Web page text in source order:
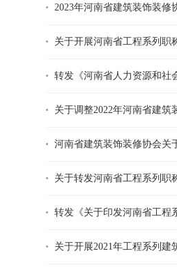
2023年河南省建筑装饰装
关于开展河南省工程系列职
转发《河南省人力资源和社
关于调整2022年河南省建
河南省建筑装饰装修协会关
关于转发河南省工程系列职
转发《关于印发河南省工程
关于开展2021年工程系列